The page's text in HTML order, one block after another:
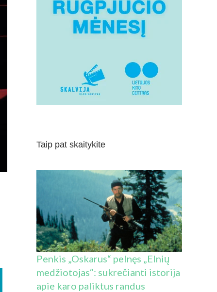
Taip pat skaitykite
Penkis „Oskarus“ pelnęs „Elnių
medžiotojas“: sukrečianti istorija
apie karo paliktus randus